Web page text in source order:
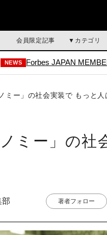
会員限定記事 カテゴリ
NEWS Forbes JAPAN
ミー」の社会実装で もっと
ミー」の社
部 著者フォロー